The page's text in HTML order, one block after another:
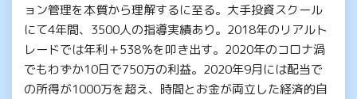
ョン管理を本質から理解するに至る。大手投資スクール
にて4年間、3500人の指導実績あり。2018年のリアルト
レードでは年利＋538％を叩き出す。2020年のコロナ渦
でもわずか10日で750万の利益。2020年9月には配当で
の所得が1000万を超え、時間とお金が両立した経済的自